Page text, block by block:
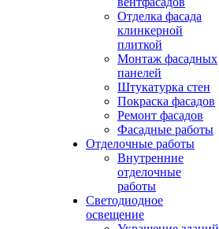
Отделка фасада
клинкерной
плиткой
Монтаж фасадных
панелей
Штукатурка стен
Покраска фасадов
Ремонт фасадов
Фасадные работы
Отделочные работы
Внутренние
отделочные
работы
Светодиодное
освещение